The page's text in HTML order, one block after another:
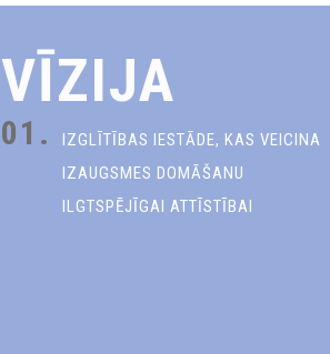
VĪZIJA
01.
IZGLĪTĪBAS IESTĀDE, KAS VEICINA
IZAUGSMES DOMĀŠANU
ILGTSPĒJĪGAI ATTĪSTĪBAI